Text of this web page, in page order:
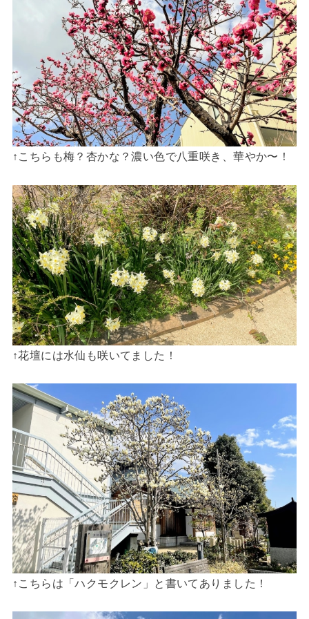
↑こちらも梅？杏かな？濃い色で八重咲き、華やか〜！
↑花壇には水仙も咲いてました！
↑こちらは「ハクモクレン」と書いてありました！